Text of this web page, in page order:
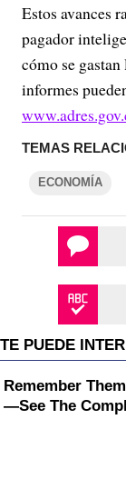
Estos avances
pagador
cómo se
informes
TEMAS
ECONOMÍA